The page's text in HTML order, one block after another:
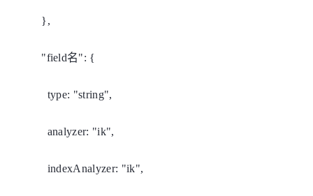
},
"field名": {
type: "string",
analyzer: "ik",
indexAnalyzer: "ik",